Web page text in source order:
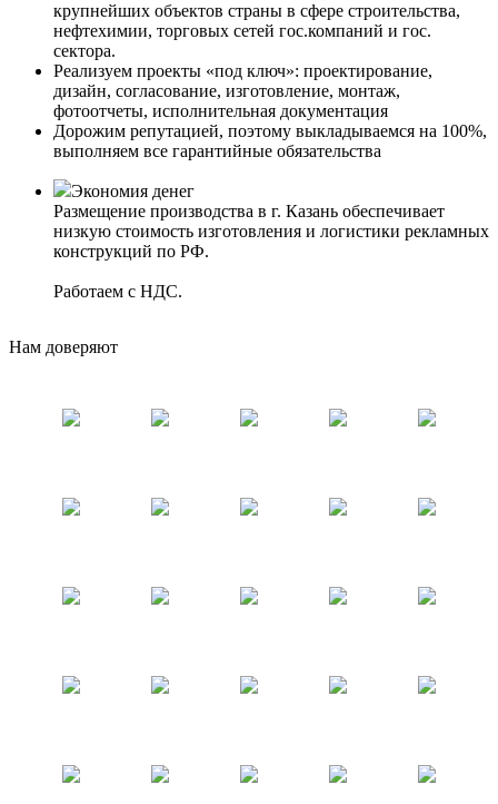
крупнейших объектов страны в сфере строительства,
нефтехимии, торговых сетей гос.компаний и гос.
сектора.
Реализуем проекты «под ключ»: проектирование,
дизайн, согласование, изготовление, монтаж,
фотоотчеты, исполнительная документация
Дорожим репутацией, поэтому выкладываемся на 100%,
выполняем все гарантийные обязательства
Экономия денег
Размещение производства в г. Казань обеспечивает
низкую стоимость изготовления и логистики рекламных
конструкций по РФ.
Работаем с НДС.
Нам доверяют